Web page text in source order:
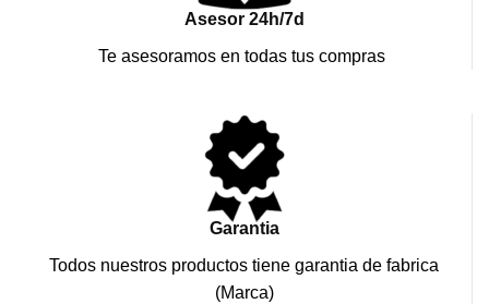
Asesor 24h/7d
Te asesoramos en todas tus compras
Garantia
Todos nuestros productos tiene garantia de fabrica
(Marca)